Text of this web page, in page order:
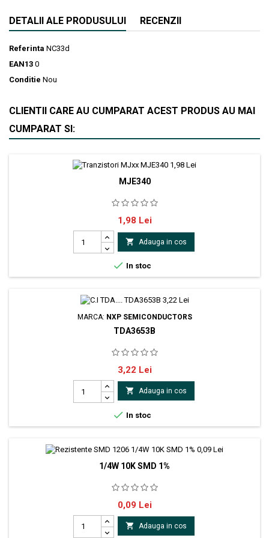
DETALII ALE PRODUSULUI RECENZII
Referinta NC33d
EAN13 0
Conditie Nou
CLIENTII CARE AU CUMPARAT ACEST PRODUS AU MAI
CUMPARAT SI:
MJE340
CDIL tranzistor NPN Polarizare bipolar Tensiune colector-
emitator 300V Curent de colector 0.5A Putere disipată 20W
Carcasa TO126 Amplificare curent 30...240 Montare THT
Pret
1,98 Lei
 Adauga in cos
 In stoc
MARCA: NXP SEMICONDUCTORS
TDA3653B
LIN-IC, Vert. Deflection Power Amp, 90°
Pret
3,22 Lei
 Adauga in cos
 In stoc
1/4W 10K SMD 1%
ROYAL OHM rezistor thick filmMontare SMDCarcasă - inch
1206Carcasă - mm 3216Rezistenţă 10kΩPutere 0.25WToleranţă
±1%
Pret
0,09 Lei
 Adauga in cos